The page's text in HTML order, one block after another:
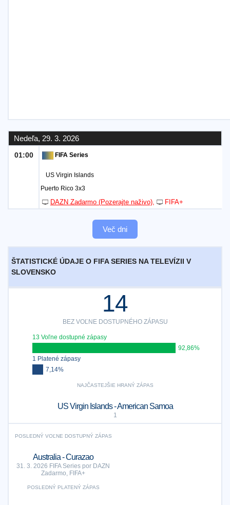
Nedeľa, 29. 3. 2026
01:00 FIFA Series
US Virgin Islands
Puerto Rico 3x3
DAZN Zadarmo (Pozerajte naživo) FIFA+
Več dni
ŠTATISTICKÉ ÚDAJE O FIFA SERIES NA TELEVÍZII V
SLOVENSKO
14
BEZ VOĽNE DOSTUPNÉHO ZÁPASU
13 Voľne dostupné zápasy
92,86%
1 Platené zápasy
7,14%
NAJČASTEJŠIE HRANÝ ZÁPAS
US Virgin Islands - American Samoa
1
POSLEDNÝ VOĽNE DOSTUPNÝ ZÁPAS
Australia - Curazao
31. 3. 2026 FIFA Series por DAZN
Zadarmo, FIFA+
POSLEDNÝ PLATENÝ ZÁPAS